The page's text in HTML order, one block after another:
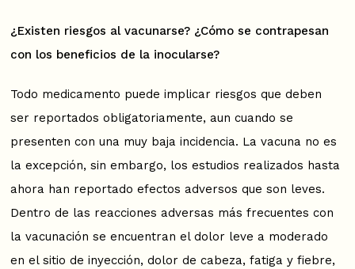
¿Existen riesgos al vacunarse? ¿Cómo se contrapesan
con los beneficios de la inocularse?
Todo medicamento puede implicar riesgos que deben
ser reportados obligatoriamente, aun cuando se
presenten con una muy baja incidencia. La vacuna no es
la excepción, sin embargo, los estudios realizados hasta
ahora han reportado efectos adversos que son leves.
Dentro de las reacciones adversas más frecuentes con
la vacunación se encuentran el dolor leve a moderado
en el sitio de inyección, dolor de cabeza, fatiga y fiebre,